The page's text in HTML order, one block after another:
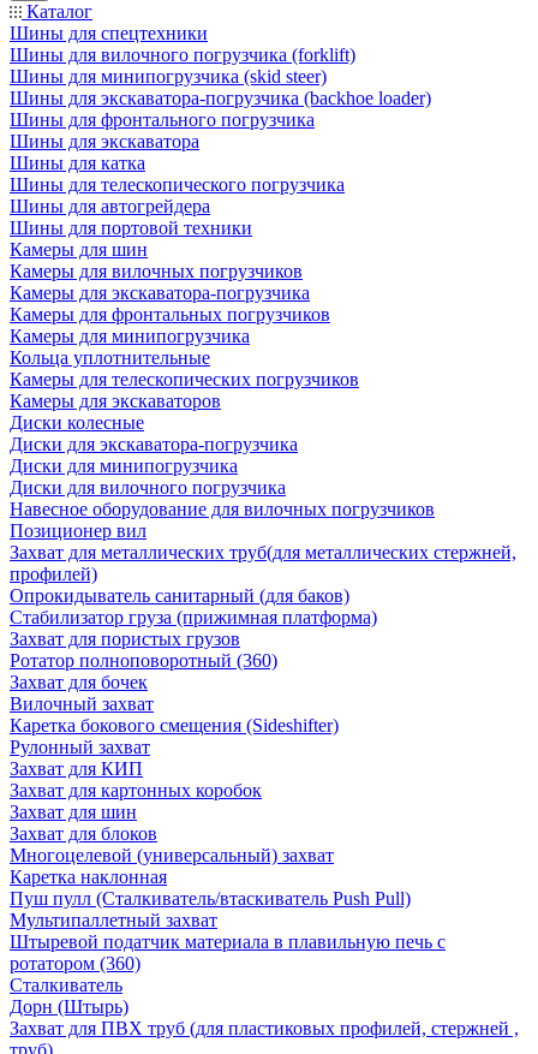
Каталог
Шины для спецтехники
Шины для вилочного погрузчика (forklift)
Шины для минипогрузчика (skid steer)
Шины для экскаватора-погрузчика (backhoe loader)
Шины для фронтального погрузчика
Шины для экскаватора
Шины для катка
Шины для телескопического погрузчика
Шины для автогрейдера
Шины для портовой техники
Камеры для шин
Камеры для вилочных погрузчиков
Камеры для экскаватора-погрузчика
Камеры для фронтальных погрузчиков
Камеры для минипогрузчика
Кольца уплотнительные
Камеры для телескопических погрузчиков
Камеры для экскаваторов
Диски колесные
Диски для экскаватора-погрузчика
Диски для минипогрузчика
Диски для вилочного погрузчика
Навесное оборудование для вилочных погрузчиков
Позиционер вил
Захват для металлических труб(для металлических стержней,
профилей)
Опрокидыватель санитарный (для баков)
Стабилизатор груза (прижимная платформа)
Захват для пористых грузов
Ротатор полноповоротный (360)
Захват для бочек
Вилочный захват
Каретка бокового смещения (Sideshifter)
Рулонный захват
Захват для КИП
Захват для картонных коробок
Захват для шин
Захват для блоков
Многоцелевой (универсальный) захват
Каретка наклонная
Пуш пулл (Сталкиватель/втаскиватель Push Pull)
Мультипаллетный захват
Штыревой податчик материала в плавильную печь с
ротатором (360)
Сталкиватель
Дорн (Штырь)
Захват для ПВХ труб (для пластиковых профилей, стержней ,
труб)